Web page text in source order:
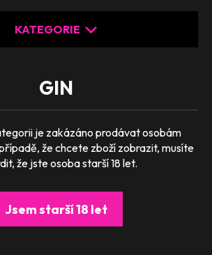
KATEGORIE
GIN
je zakázáno prodávat osobám
že chcete zboží zobrazit, musíte
že jste osoba starší 18 let.
Jsem starší 18 let